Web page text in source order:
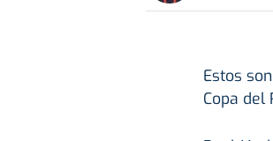
Estos
Copa del